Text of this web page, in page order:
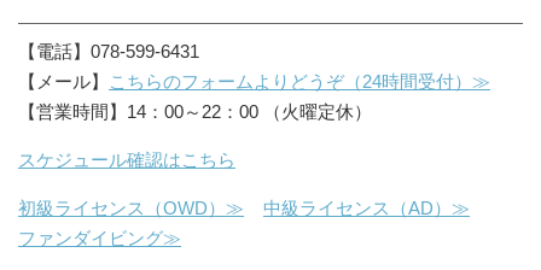
【電話】078-599-6431
【メール】
こちらのフォームよりどうぞ（24時間受付）≫
【営業時間】14：00～22：00 （火曜定休）
スケジュール確認はこちら
初級ライセンス（OWD）≫
中級ライセンス（AD）≫
ファンダイビング≫